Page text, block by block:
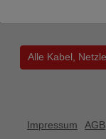
Alle Kabel,
Impressum
AGB